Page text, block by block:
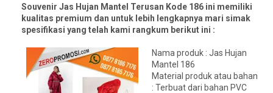
Souvenir Jas Hujan Mantel Terusan Kode 186 ini memiliki
kualitas premium dan untuk lebih lengkapnya mari simak
spesifikasi yang telah kami rangkum berikut ini :
Nama produk : Jas Hujan
Mantel 186
Material produk atau bahan
: Terbuat dari bahan PVC